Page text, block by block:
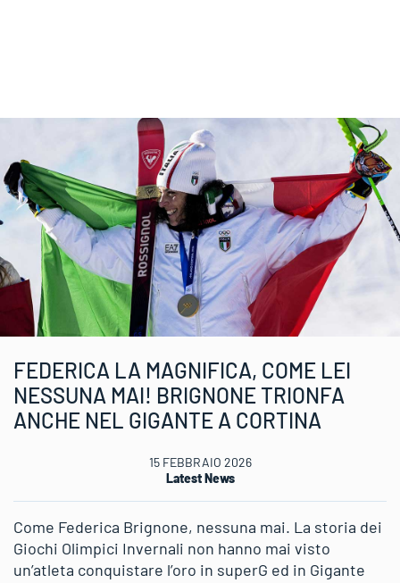
FEDERICA LA MAGNIFICA, COME LEI
NESSUNA MAI! BRIGNONE TRIONFA
ANCHE NEL GIGANTE A CORTINA
15 FEBBRAIO 2026
Latest News
Come Federica Brignone, nessuna mai. La storia dei
Giochi Olimpici Invernali non hanno mai visto
un’atleta conquistare l’oro in superG ed in Gigante